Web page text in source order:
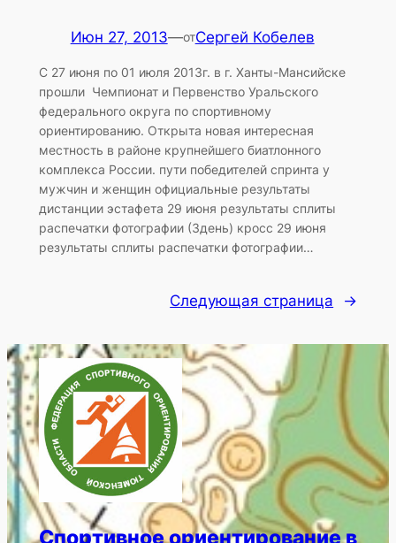
Июн 27, 2013—отСергей Кобелев
C 27 июня по 01 июля 2013г. в г. Ханты-Мансийске
прошли Чемпионат и Первенство Уральского
федерального округа по спортивному
ориентированию. Открыта новая интересная
местность в районе крупнейшего биатлонного
комплекса России. пути победителей спринта у
мужчин и женщин официальные результаты
дистанции эстафета 29 июня результаты сплиты
распечатки фотографии (3день) кросс 29 июня
результаты сплиты распечатки фотографии…
Следующая страница →
Спортивное ориентирование в